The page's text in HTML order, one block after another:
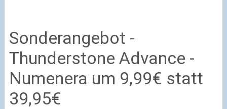
Sonderangebot -
Thunderstone Advance -
Numenera um 9,99€ statt
39,95€